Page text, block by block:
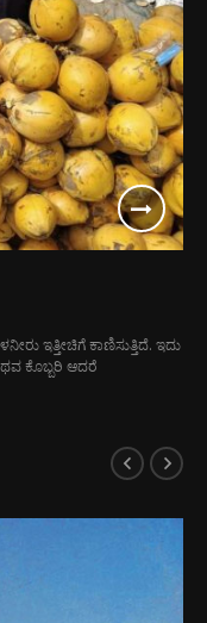
ಇತ್ತೀಚಿಗೆ ಕಾಣಿಸುತ್ತಿದೆ. ಇದು
ಕೊಬ್ಬರಿ ಆದರೆ